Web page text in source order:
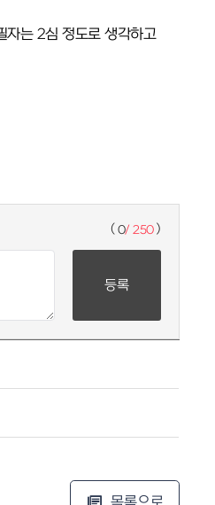
자는 2심 정도로 생각하고
( 0/ 250)